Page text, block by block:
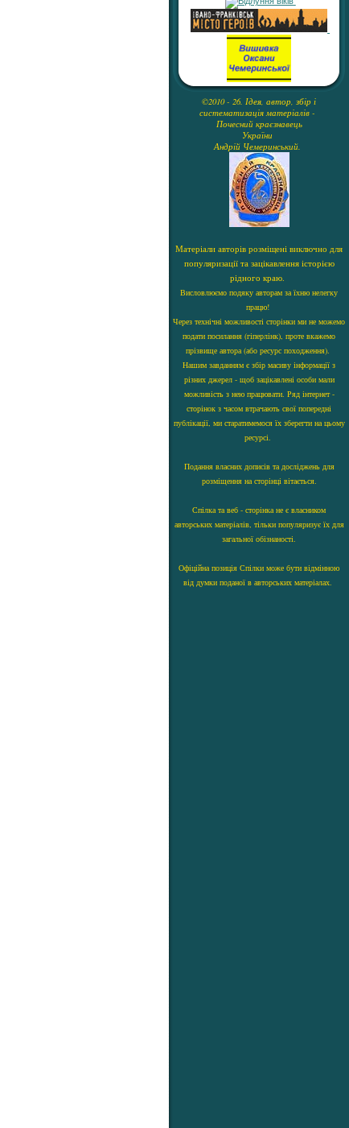
©2010 - 26. Ідея, автор, збір і
систематизація матеріалів -
Почесний краєзнавець
України
Андрій Чемеринський.
Матеріали авторів розміщені виключно для
популяризації та зацікавлення історією
рідного краю.
Висловлюємо подяку авторам за їхню нелегку
працю!
Через технічні можливості сторінки ми не можемо
подати посилання (гіперлінк), проте вкажемо
прізвище автора (або ресурс походження).
Нашим завданням є збір масиву інформації з
різних джерел - щоб зацікавлені особи мали
можливість з нею працювати. Ряд інтернет -
сторінок з часом втрачають свої попередні
публікації, ми старатимемося їх зберегти на цьому
ресурсі.
Подання власних дописів та досліджень для
розміщення на сторінці вітається.
Спілка та веб - сторінка не є власником
авторських матеріалів, тільки популяризує їх для
загальної обізнаності.
Офіційна позиція Спілки може бути відмінною
від думки поданої в авторських матеріалах.